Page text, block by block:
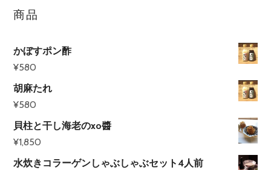
商品
かぼすポン酢
¥580
胡麻たれ
¥580
貝柱と干し海老のxo醬
¥1,850
水炊きコラーゲンしゃぶしゃぶセット4人前